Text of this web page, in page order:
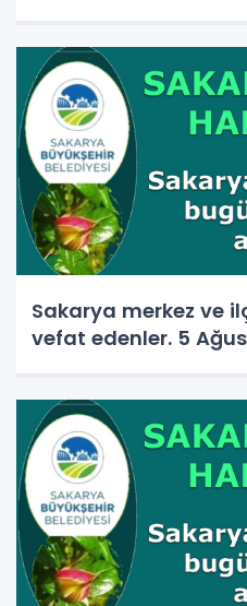
Sakarya merkez ve
vefat edenler. 5